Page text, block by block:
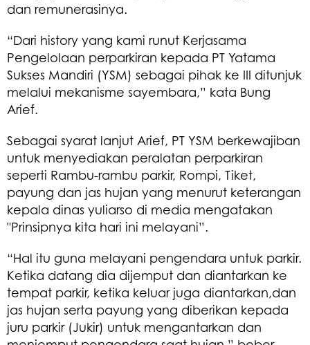
dan remunerasinya.
“Dari history yang kami runut Kerjasama
Pengelolaan perparkiran kepada PT Yatama
Sukses Mandiri (YSM) sebagai pihak ke III ditunjuk
melalui mekanisme sayembara,” kata Bung
Arief.
Sebagai syarat lanjut Arief, PT YSM berkewajiban
untuk menyediakan peralatan perparkiran
seperti Rambu-rambu parkir, Rompi, Tiket,
payung dan jas hujan yang menurut keterangan
kepala dinas yuliarso di media mengatakan
"Prinsipnya kita hari ini melayani”.
“Hal itu guna melayani pengendara untuk parkir.
Ketika datang dia dijemput dan diantarkan ke
tempat parkir, ketika keluar juga diantarkan,dan
jas hujan serta payung yang diberikan kepada
juru parkir (Jukir) untuk mengantarkan dan